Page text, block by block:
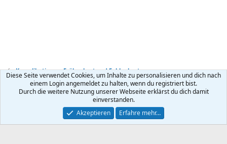
Komplikationen, Frühgeburt und Fehlgeburt
Kontakt Nutzungsbedingungen Datenschutz Hilfe
R
Community platform by XenForo ® © 2010-2026 XenForo Ltd.
Diese Seite verwendet Cookies, um Inhalte zu personalisieren und dich nach
einem Login angemeldet zu halten, wenn du registriert bist.
Durch die weitere Nutzung unserer Webseite erklärst du dich damit
einverstanden.
Akzeptieren
Erfahre mehr…